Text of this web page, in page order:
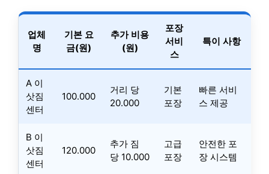
업체
명
기본 요
금(원)
추가 비용
(원)
포장
서비
스
특이 사항
A 이
삿짐
센터
100.000
거리 당
20.000
기본
포장
빠른 서비
스 제공
B 이
삿짐
센터
120.000
추가 짐
당 10.000
고급
포장
안전한 포
장 시스템